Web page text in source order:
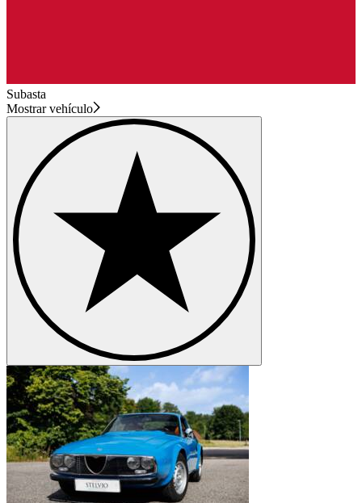
Subasta
Mostrar vehículo